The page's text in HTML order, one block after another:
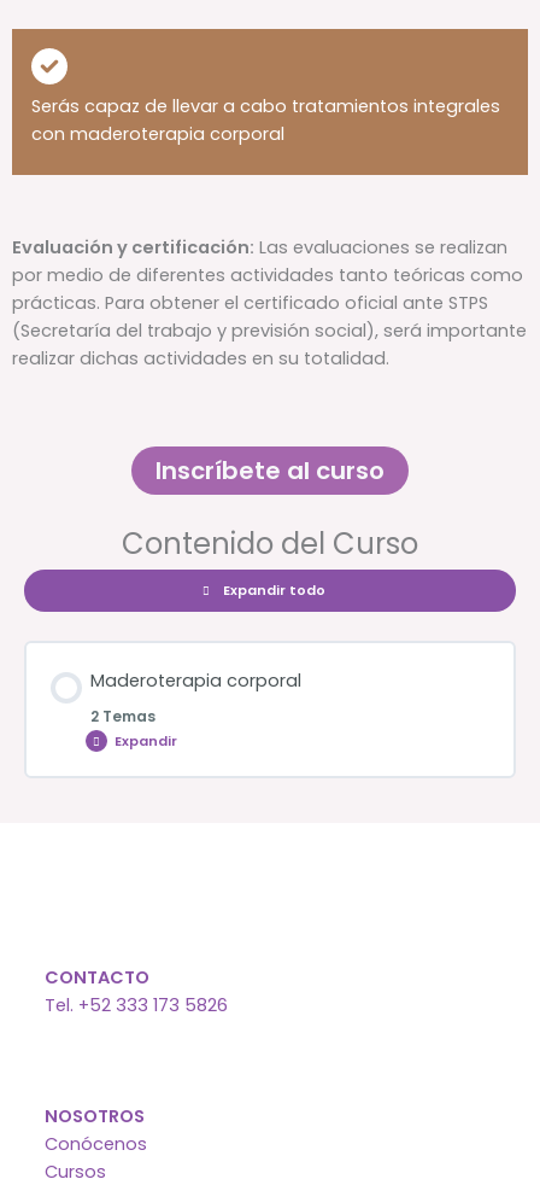
Serás capaz de llevar a cabo tratamientos integrales
con maderoterapia corporal
Evaluación y certificación: Las evaluaciones se realizan
por medio de diferentes actividades tanto teóricas como
prácticas. Para obtener el certificado oficial ante STPS
(Secretaría del trabajo y previsión social), será importante
realizar dichas actividades en su totalidad.
Inscríbete al curso
Contenido del Curso
Expandir todo
Lecciones
Maderoterapia corporal
2 Temas
Expandir
Maderoterapia
CONTACTO
Tel. +52 333 173 5826
NOSOTROS
Conócenos
Cursos